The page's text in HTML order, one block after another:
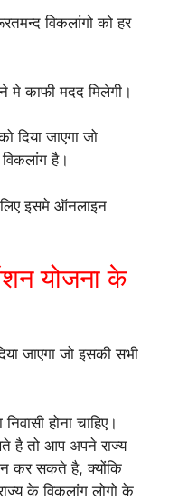
विकलांगो को हर
मे काफी मदद मिलेगी।
दिया जाएगा जो
है।
इसमे ऑनलाइन
योजना के
जाएगा जो इसकी सभी
होना चाहिए।
है तो आप अपने राज्य
कर सकते है, क्योंकि
के विकलांग लोगो के